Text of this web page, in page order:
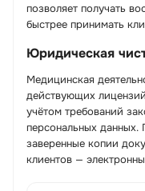
позволяет получать
быстрее принимать
Юридическая
Медицинская
действующих
учётом требований
персональных данных.
заверенные копии
клиентов —